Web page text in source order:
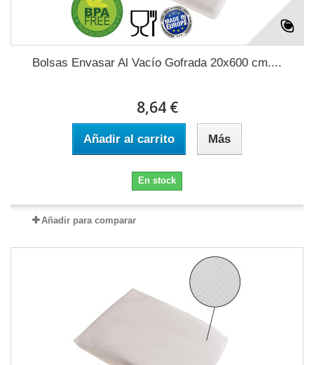
Bolsas Envasar Al Vacío Gofrada 20x600 cm....
8,64 €
Añadir al carrito Más
En stock
Añadir para comparar